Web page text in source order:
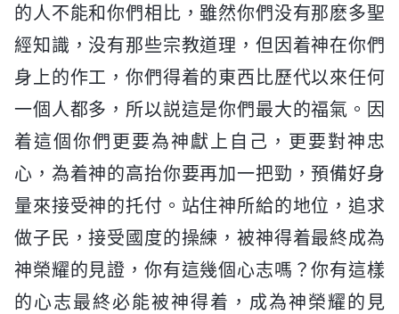
的人不能和你們相比，雖然你們没有那麽多聖
經知識，没有那些宗教道理，但因着神在你們
身上的作工，你們得着的東西比歷代以來任何
一個人都多，所以説這是你們最大的福氣。因
着這個你們更要為神獻上自己，更要對神忠
心，為着神的高抬你要再加一把勁，預備好身
量來接受神的托付。站住神所給的地位，追求
做子民，接受國度的操練，被神得着最終成為
神榮耀的見證，你有這幾個心志嗎？你有這樣
的心志最終必能被神得着，成為神榮耀的見